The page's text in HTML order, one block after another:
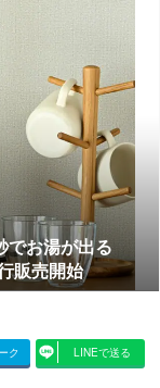
お湯が出る
販売開始
ク LINEで送る